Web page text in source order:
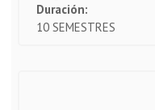
Duración:
10 SEMESTRES